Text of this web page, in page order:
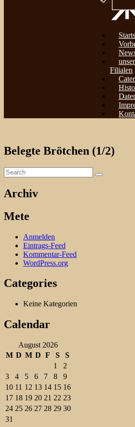
Filialen
Belegte Brötchen (1/2)
Archiv
Mete
Anmelden
Eintrags-Feed
Kommentar-Feed
WordPress.org
Categories
Keine Kategorien
Calendar
August 2026
M D M D F S
S
1
2
3
4 5 6 7 8
9
10 11 12 13 14 15 16
17 18 19 20 21 22 23
24 25 26 27 28 29 30
31